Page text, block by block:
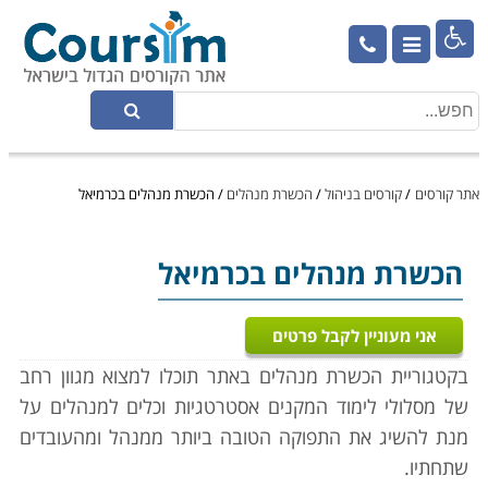

אתר קורסים /קורסים בניהול/ הכשרת מנהלים / הכשרת מנהלים בכרמיאל
הכשרת מנהלים בכרמיאל
אני מעוניין לקבל פרטים
בקטגוריית הכשרת מנהלים באתר תוכלו למצוא מגוון רחב
של מסלולי לימוד המקנים אסטרטגיות וכלים למנהלים על
מנת להשיג את התפוקה הטובה ביותר ממנהל ומהעובדים
שתחתיו.